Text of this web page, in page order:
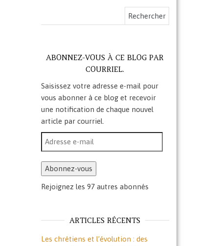
ABONNEZ-VOUS À CE BLOG PAR
COURRIEL.
Saisissez votre adresse e-mail pour
vous abonner à ce blog et recevoir
une notification de chaque nouvel
article par courriel.
Adresse e-mail
Abonnez-vous
Rejoignez les 97 autres abonnés
ARTICLES RÉCENTS
Les chrétiens et l’évolution : des